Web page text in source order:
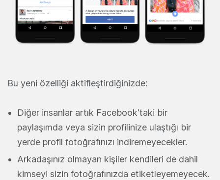
Bu yeni özelliği aktifleştirdiğinizde:
Diğer insanlar artık Facebook'taki bir
paylaşımda veya sizin profilinize ulaştığı bir
yerde profil fotoğrafınızı indiremeyecekler.
Arkadaşınız olmayan kişiler kendileri de dahil
kimseyi sizin fotoğrafınızda etiketleyemeyecek.